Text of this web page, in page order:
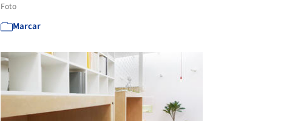
Foto
Marcar